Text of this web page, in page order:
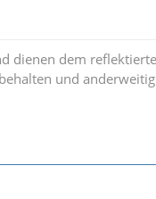
dienen dem
und